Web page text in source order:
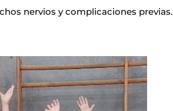
nervios y complicaciones previas.